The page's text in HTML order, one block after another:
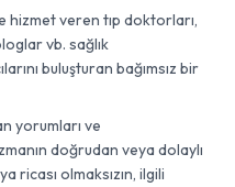
veren tıp doktorları,
vb. sağlık
buluşturan bağımsız bir
yorumları ve
doğrudan veya dolaylı
ricası olmaksızın, ilgili